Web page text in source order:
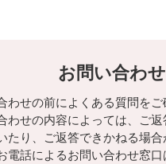
お問い合わせ
わせの前によくある質問をご
わせの内容によっては、ご
たり、ご返答できかねる場合
電話によるお問い合わせ窓口